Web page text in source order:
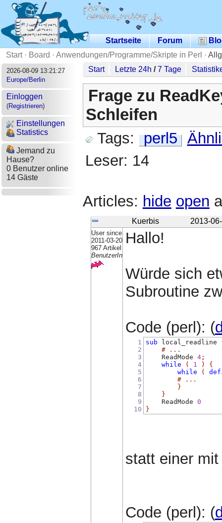
Startseite Forum
Start· Board · Anwendungen/Programme/Skripte in Perl ·
2026-08-09 13:21:27
Europe/Berlin
Einloggen
(Registrieren)
Einstellungen
Statistics
Jemand zu
Hause?
0 Benutzer online
14 Gäste
Start Letzte 24h /7 Tage
Frage zu
Schleifen
Tags: perl5
Leser: 14
Articles: hide open
Kuerbis 2013-
User since
2011-03-20
967 Artikel
BenutzerIn
Hallo!
Würde sich
Subroutine
Code (perl): (
1
2
3
4
5
6
7
8
9
10
sub local_readline
# ...
    ReadMode
4 ;
while
( 1 )
{
while
(
# ...
}
}
    ReadMode
0
}
statt einer
Code (perl): (